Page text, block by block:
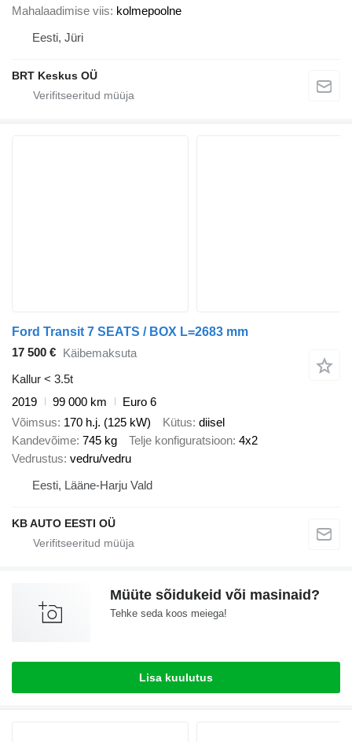
Mahalaadimise viis kolmepoolne
Eesti, Jüri
BRT Keskus OÜ
Ford Transit 7 SEATS / BOX L=2683 mm
17 500 € Käibemaksuta
Kallur < 3.5t
2019
99 000 km
Euro 6
Võimsus 170 h.j. (125 kW) Kütus diisel
Kandevõime 745 kg Telje konfiguratsioon 4x2
Vedrustus vedru/vedru
Eesti, Lääne-Harju Vald
KB AUTO EESTI OÜ
Müüte sõidukeid või masinaid?
Tehke seda koos meiega!
Lisa kuulutus